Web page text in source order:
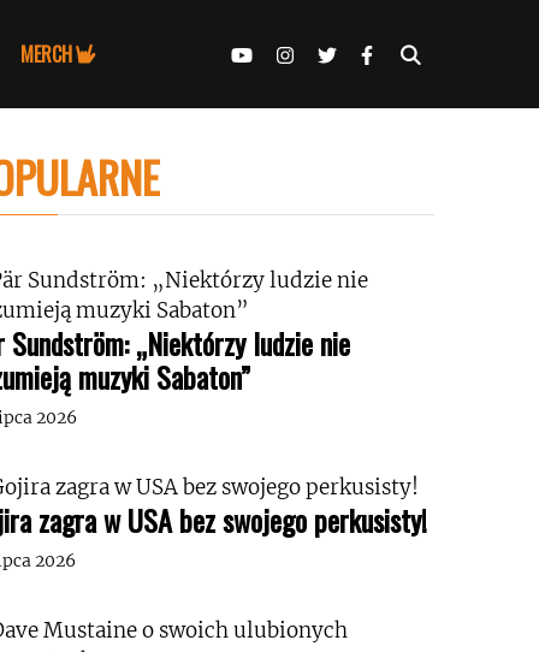
MERCH
Sundström: „Niektórzy ludzie nie
muzyki Sabaton”
2026
zagra w USA bez swojego perkusisty!
2026